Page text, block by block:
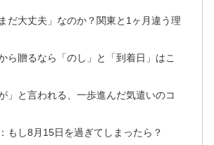
だ大丈夫」なのか？関東と1ヶ月違う理
ら贈るなら「のし」と「到着日」はこ
」と言われる、一歩進んだ気遣いのコ
もし8月15日を過ぎてしまったら？